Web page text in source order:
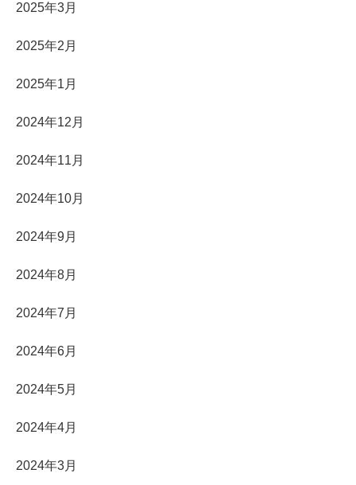
2025年3月
2025年2月
2025年1月
2024年12月
2024年11月
2024年10月
2024年9月
2024年8月
2024年7月
2024年6月
2024年5月
2024年4月
2024年3月